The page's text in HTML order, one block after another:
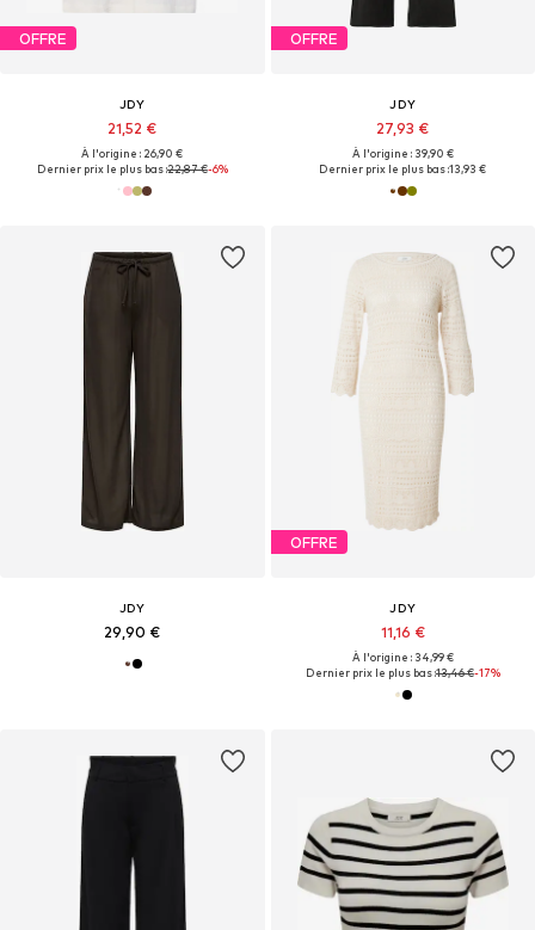
OFFRE
JDY
21,52 €
À l'origine : 26,90 €
Dernier prix le plus bas :22,87 €-6%
OFFRE
JDY
27,93 €
À l'origine : 39,90 €
Dernier prix le plus bas :13,93 €
JDY
29,90 €
OFFRE
JDY
11,16 €
À l'origine : 34,99 €
Dernier prix le plus bas :13,46 €-17%